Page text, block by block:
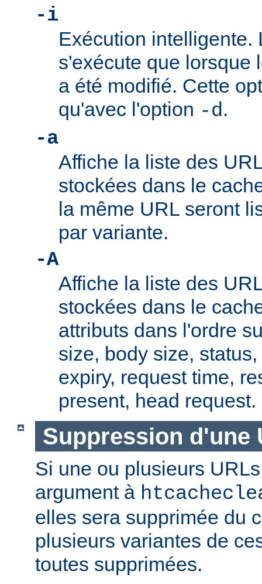
-i
Exécution intelligente.
s'exécute que lorsque
a été modifié. Cette
qu'avec l'option -d.
-a
Affiche la liste des
stockées dans le
la même URL seront
par variante.
-A
Affiche la liste des
stockées dans le
attributs dans l'ordre
size, body size,
expiry, request time,
present, head request.
Suppression d'une
Si une ou plusieurs
argument à
elles sera supprimée du
plusieurs variantes de
toutes supprimées.